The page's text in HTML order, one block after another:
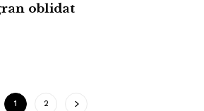
oblidat
1 2